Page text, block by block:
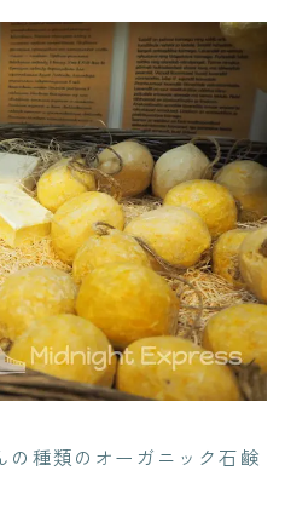
の種類のオーガニック石鹸